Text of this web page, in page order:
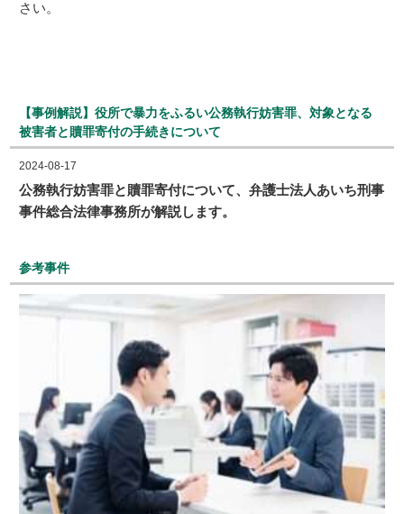
さい。
【事例解説】役所で暴力をふるい公務執行妨害罪、対象となる
被害者と贖罪寄付の手続きについて
2024-08-17
公務執行妨害罪と贖罪寄付について、弁護士法人あいち刑事
事件総合法律事務所が解説します。
参考事件